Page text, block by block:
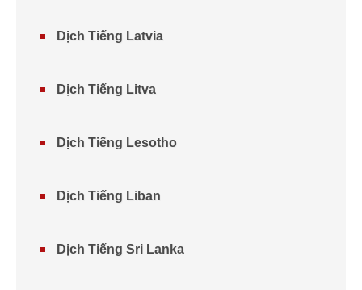
Dịch Tiếng Latvia
Dịch Tiếng Litva
Dịch Tiếng Lesotho
Dịch Tiếng Liban
Dịch Tiếng Sri Lanka